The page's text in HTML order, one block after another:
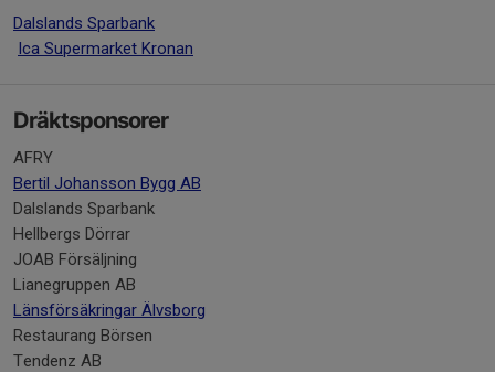
Dalslands Sparbank
Ica Supermarket Kronan
Dräktsponsorer
AFRY
Bertil Johansson Bygg AB
Dalslands Sparbank
Hellbergs Dörrar
JOAB Försäljning
Lianegruppen AB
Länsförsäkringar Älvsborg
Restaurang Börsen
Tendenz AB